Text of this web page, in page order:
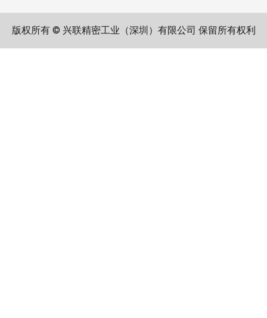
版权所有 © 兴联精密工业（深圳）有限公司 保留所有权利